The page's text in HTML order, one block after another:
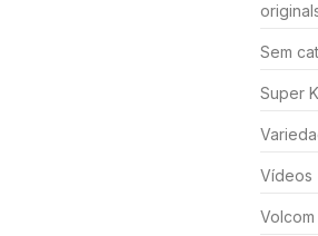
Sem
Super
Vídeos